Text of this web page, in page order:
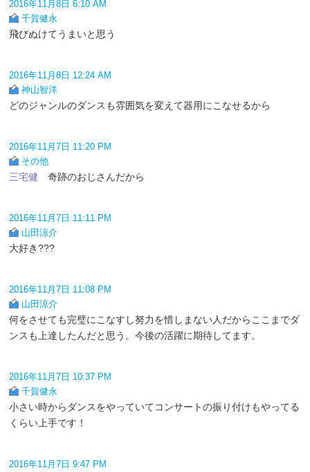
2016年11月8日 6:10 AM
千賀健永
飛びぬけてうまいと思う
2016年11月8日 12:24 AM
神山智洋
どのジャンルのダンスも雰囲気を変えて器用にこなせるから
2016年11月7日 11:20 PM
その他
三宅健 奇跡のおじさんだから
2016年11月7日 11:11 PM
山田涼介
大好き???
2016年11月7日 11:08 PM
山田涼介
何をさせても完璧にこなすし努力を惜しまない人だからここまでダ
ンスも上達したんだと思う。今後の活躍に期待してます。
2016年11月7日 10:37 PM
千賀健永
小さい時からダンスをやっていてコンサートの振り付けもやってる
くらい上手です！
2016年11月7日 9:47 PM